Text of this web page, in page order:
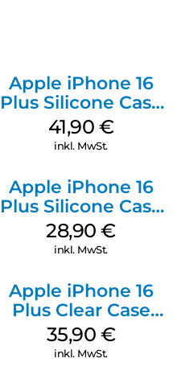
Apple iPhone 16
Plus Silicone Case
MagSafe Stone
Gray
41,90 €
inkl. MwSt.
Apple iPhone 16
Plus Silicone Case
MagSafe Black
28,90€
inkl. MwSt.
Apple iPhone 16
Plus Clear Case
MagSafe
Transparent
35,90 €
inkl. MwSt.